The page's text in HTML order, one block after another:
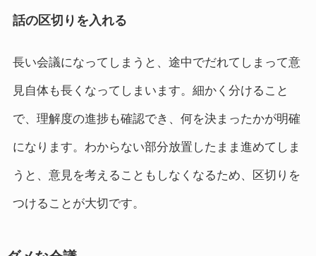
話の区切りを入れる
長い会議になってしまうと、途中でだれてしまって意
見自体も長くなってしまいます。細かく分けること
で、理解度の進捗も確認でき、何を決まったかが明確
になります。わからない部分放置したまま進めてしま
うと、意見を考えることもしなくなるため、区切りを
つけることが大切です。